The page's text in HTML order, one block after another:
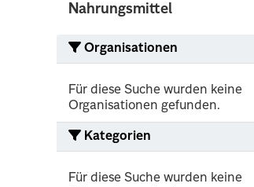
Nahrungsmittel
Organisationen
Für diese Suche wurden keine
Organisationen gefunden.
Kategorien
Für diese Suche wurden keine